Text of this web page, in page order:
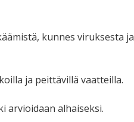
kunnes viruksesta ja
ja peittävillä vaatteilla.
arvioidaan alhaiseksi.